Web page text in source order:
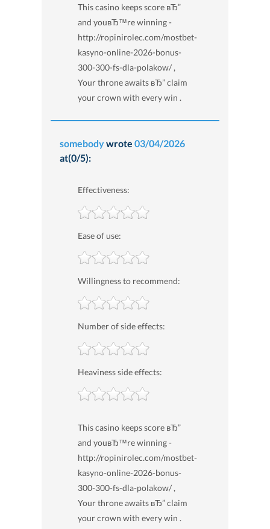
This casino keeps score вЂ”
and youвЂ™re winning -
http://ropinirolec.com/mostbet-
kasyno-online-2026-bonus-
300-300-fs-dla-polakow/ ,
Your throne awaits вЂ” claim
your crown with every win .
somebodywrote 03/04/2026
at(0/5):
Effectiveness:
Ease of use:
Willingness to recommend:
Number of side effects:
Heaviness side effects:
This casino keeps score вЂ”
and youвЂ™re winning -
http://ropinirolec.com/mostbet-
kasyno-online-2026-bonus-
300-300-fs-dla-polakow/ ,
Your throne awaits вЂ” claim
your crown with every win .